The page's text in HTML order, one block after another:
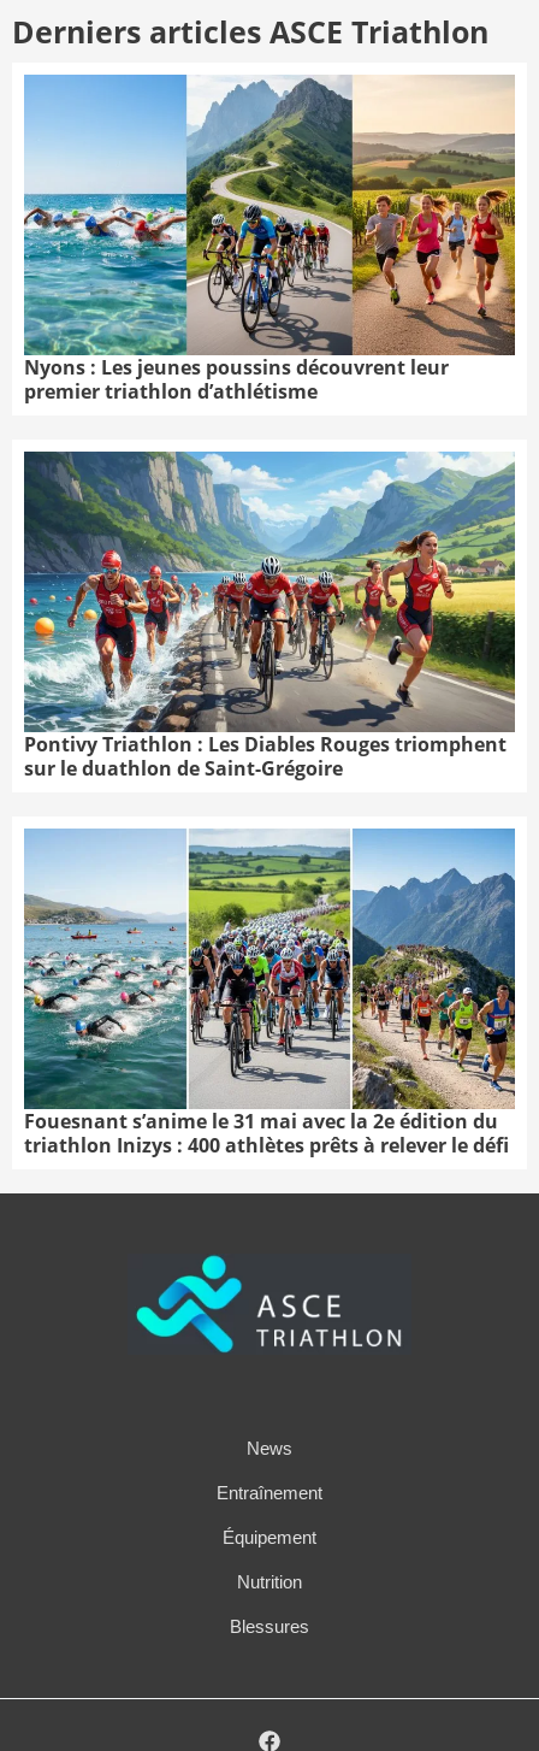
Derniers articles ASCE Triathlon
Nyons : Les jeunes poussins découvrent leur
premier triathlon d’athlétisme
Pontivy Triathlon : Les Diables Rouges triomphent
sur le duathlon de Saint-Grégoire
Fouesnant s’anime le 31 mai avec la 2e édition du
triathlon Inizys : 400 athlètes prêts à relever le défi
News
Entraînement
Équipement
Nutrition
Blessures